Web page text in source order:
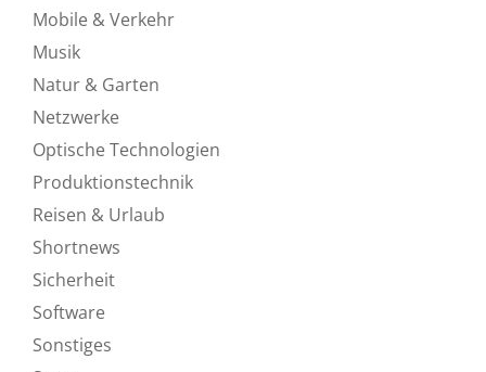
Mobile & Verkehr
Musik
Natur & Garten
Netzwerke
Optische Technologien
Produktionstechnik
Reisen & Urlaub
Shortnews
Sicherheit
Software
Sonstiges